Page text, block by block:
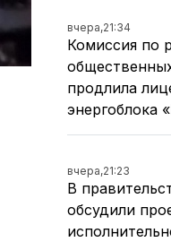
вчера,21:34
Комиссия по
продлила
энергоблока
вчера,21:23
В
обсудили